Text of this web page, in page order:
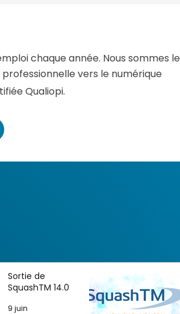
chaque année. Nous sommes le
vers le numérique
Qualiopi.
Sortie de
SquashTM 14.0
9 juin